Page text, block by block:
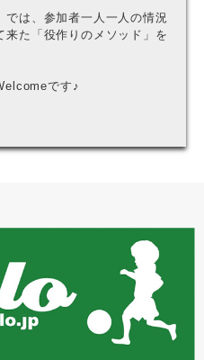
は、参加者一人一人の情況
来た「役作りのメソッド」を
です♪